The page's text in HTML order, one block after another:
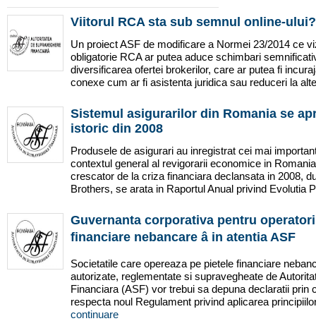
Viitorul RCA sta sub semnul online-ului?
Un proiect ASF de modificare a Normei 23/2014 ce
obligatorie RCA ar putea aduce schimbari
diversificarea ofertei brokerilor, care ar putea fi
conexe cum ar fi asistenta juridica sau reduceri la
Sistemul asigurarilor din Romania se
istoric din 2008
Produsele de asigurari au inregistrat cei mai
contextul general al revigorarii economice in
crescator de la criza financiara declansata in 2008,
Brothers, se arata in Raportul Anual privind Evolutia
Guvernanta corporativa pentru
financiare nebancare â in atentia ASF
Societatile care opereaza pe pietele financiare
autorizate, reglementate si supravegheate de
Financiara (ASF) vor trebui sa depuna declaratii prin
respecta noul Regulament privind aplicarea
continuare